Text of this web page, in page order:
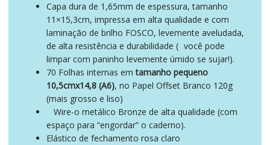
Capa dura de 1,65mm de espessura, tamanho
11×15,3cm, impressa em alta qualidade e com
laminação de brilho FOSCO, levemente aveludada,
de alta resistência e durabilidade ( você pode
limpar com paninho levemente úmido se sujar!).
70 Folhas internas em tamanho pequeno
10,5cmx14,8 (A6), no Papel Offset Branco 120g
(mais grosso e liso)
Wire-o metálico Bronze de alta qualidade (com
espaço para “engordar” o caderno).
Elástico de fechamento rosa claro